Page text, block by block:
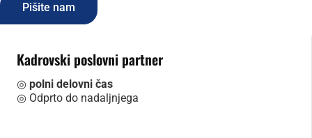
Pišite nam
Kadrovski poslovni partner
◎ polni delovni čas
◎ Odprto do nadaljnjega